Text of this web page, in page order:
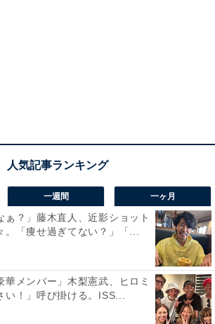
一週間 一ヶ月
ぁ？」藤木直人、近影ショット
。「痩せ過ぎてない？」「...
華メンバー」木梨憲武、ヒロミ
い！」呼び掛ける。ISS...